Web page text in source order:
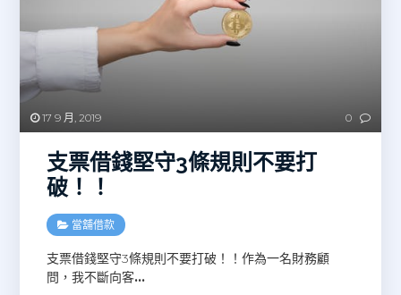
17 9 月, 2019 0
支票借錢堅守3條規則不要打
破！！
當舖借款
支票借錢堅守3條規則不要打破！！作為一名財務顧
問，我不斷向客…